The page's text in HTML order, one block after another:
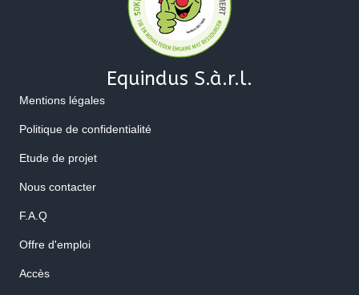
Equindus S.à.r.l.
Mentions légales
Politique de confidentialité
Etude de projet
Nous contacter
F.A.Q
Offre d'emploi
Accès